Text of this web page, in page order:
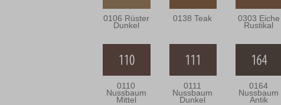
0106 Rüster
Dunkel
0138 Teak 0303 Eiche
Rustikal
0110
Nussbaum
Mittel
0111
Nussbaum
Dunkel
0164
Nussbaum
Antik